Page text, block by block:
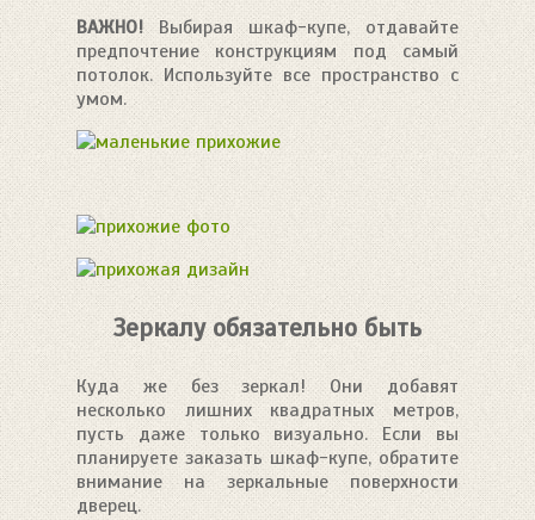
ВАЖНО!Выбирая шкаф-купе, отдавайте
предпочтение конструкциям под самый
потолок. Используйте все пространство с
умом.
Зеркалу обязательно быть
Куда же без зеркал! Они добавят
несколько лишних квадратных метров,
пусть даже только визуально. Если вы
планируете заказать шкаф-купе, обратите
внимание на зеркальные поверхности
дверец.